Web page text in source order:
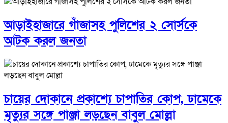
আড়াইহাজারে গাঁজাসহ পুলিশের ২ সোর্সকে
আটক করল জনতা
চায়ের দোকানে প্রকাশ্যে চাপাতির কোপ, ঢামেকে
মৃত্যুর সঙ্গে পাঞ্জা লড়ছেন বাবুল মোল্লা